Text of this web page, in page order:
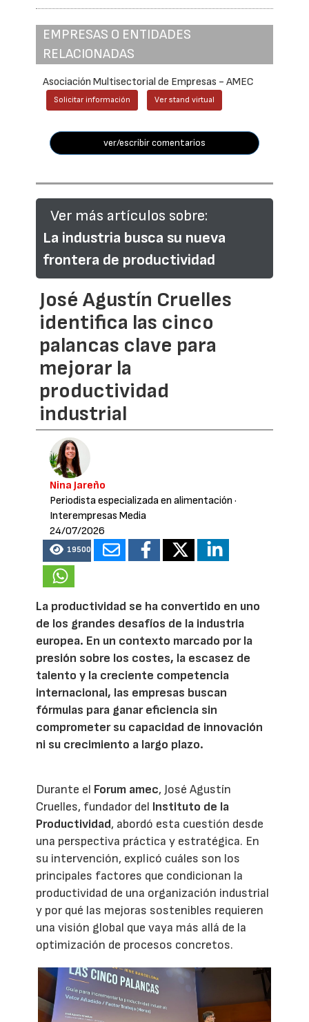
EMPRESAS O ENTIDADES
RELACIONADAS
Asociación Multisectorial de Empresas - AMEC
Solicitar información Ver stand virtual
ver/escribir comentarios
Ver más artículos sobre:
La industria busca su nueva
frontera de productividad
José Agustín Cruelles
identifica las cinco
palancas clave para
mejorar la
productividad
industrial
Nina Jareño
Periodista especializada en alimentación ·
Interempresas Media
24/07/2026
19500
La productividad se ha convertido en uno
de los grandes desafíos de la industria
europea. En un contexto marcado por la
presión sobre los costes, la escasez de
talento y la creciente competencia
internacional, las empresas buscan
fórmulas para ganar eficiencia sin
comprometer su capacidad de innovación
ni su crecimiento a largo plazo.
Durante el Forum amec, José Agustín
Cruelles, fundador del Instituto de la
Productividad, abordó esta cuestión desde
una perspectiva práctica y estratégica. En
su intervención, explicó cuáles son los
principales factores que condicionan la
productividad de una organización industrial
y por qué las mejoras sostenibles requieren
una visión global que vaya más allá de la
optimización de procesos concretos.